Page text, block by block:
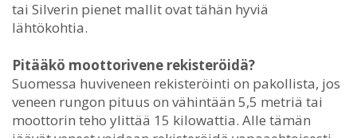
tai Silverin pienet mallit ovat tähän hyviä
lähtökohtia.
Pitääkö moottorivene rekisteröidä?
Suomessa huviveneen rekisteröinti on pakollista, jos
veneen rungon pituus on vähintään 5,5 metriä tai
moottorin teho ylittää 15 kilowattia. Alle tämän